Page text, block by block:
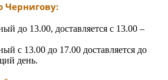
Чернигову:
до 13.00, доставляется с 13.00 –
с 13.00 до 17.00 доставляется до
день.